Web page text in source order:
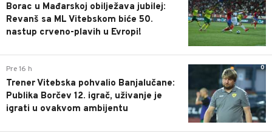
Borac u Mađarskoj obilježava jubilej:
Revanš sa ML Vitebskom biće 50.
nastup crveno-plavih u Evropi!
0
Pre 16 h
Trener Vitebska pohvalio Banjalučane:
Publika Borčev 12. igrač, uživanje je
igrati u ovakvom ambijentu